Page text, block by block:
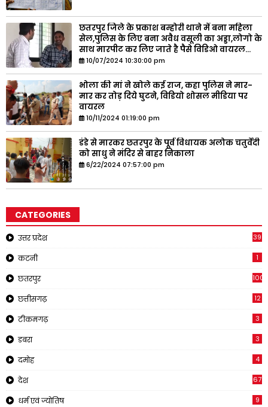
छतरपुर जिले के प्रकाश बम्होरी थाने में बना महिला
सेल,पुलिस के लिए बना अवैध वसूली का अड्डा,लोगो के
साथ मारपीट कर लिए जाते है पैसे विडिओ वायरल...
10/07/2024 10:30:00 pm
भोला की मां ने खोले कई राज, कहा पुलिस ने मार-
मार कर तोड़ दिये घुटने, विडियो शोसल मीडिया पर
वायरल
10/11/2024 01:19:00 pm
डंडे से मारकर छतरपुर के पूर्व विधायक अलोक चतुर्वेदी
को साधु ने मंदिर से बाहर निकाला
6/22/2024 07:57:00 pm
CATEGORIES
उत्तर प्रदेश 39
कटनी 1
छतरपुर 1001
छत्तीसगढ़ 12
टीकमगढ़ 3
डबरा 3
दमोह 4
देश 67
धर्म एवं ज्योतिष 9